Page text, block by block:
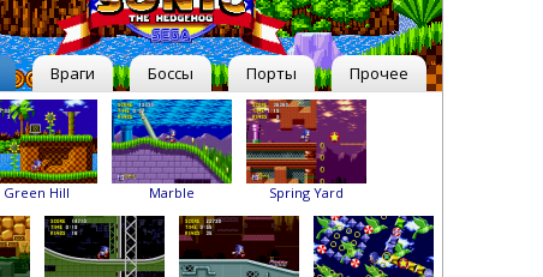
Враги Боссы Порты Прочее
Green Hill Marble Spring Yard